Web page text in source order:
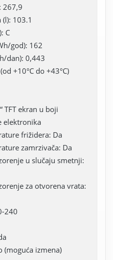
267,9
103.1
C
god): 162
dan): 0,443
+10°C do +43°C)
TFT ekran u boji
elektronika
frižidera: Da
zamrzivača: Da
u slučaju smetnji:
za otvorena vrata:
240
(moguća izmena)